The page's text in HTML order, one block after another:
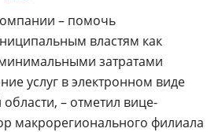
– помочь
властям как
затратами
услуг в электронном виде
– отметил вице-
макрорегионального филиала